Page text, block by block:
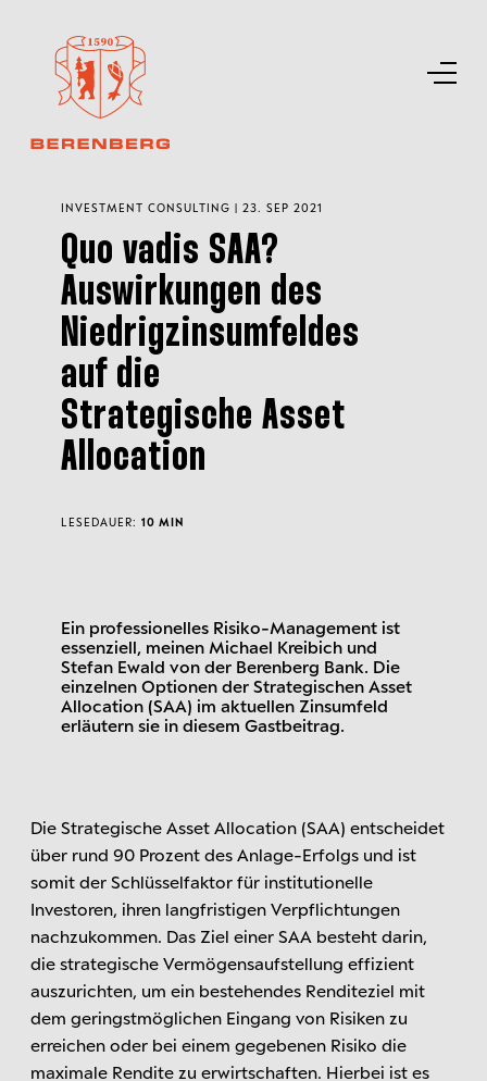
Ein professionelles Risiko-Management ist
essenziell, meinen Michael Kreibich und
Stefan Ewald von der Berenberg Bank. Die
einzelnen Optionen der Strategischen Asset
Allocation (SAA) im aktuellen Zinsumfeld
erläutern sie in diesem Gastbeitrag.
INVESTMENT CONSULTING | 23. SEP 2021
Quo vadis SAA?
Auswirkungen des
Niedrigzinsumfeldes
auf die
Strategische Asset
Allocation
LESEDAUER: 10 MIN
Die Strategische Asset Allocation (SAA) entscheidet
über rund 90 Prozent des Anlage-Erfolgs und ist
somit der Schlüsselfaktor für institutionelle
Investoren, ihren langfristigen Verpflichtungen
nachzukommen. Das Ziel einer SAA besteht darin,
die strategische Vermögensaufstellung effizient
auszurichten, um ein bestehendes Renditeziel mit
dem geringstmöglichen Eingang von Risiken zu
erreichen oder bei einem gegebenen Risiko die
maximale Rendite zu erwirtschaften. Hierbei ist es